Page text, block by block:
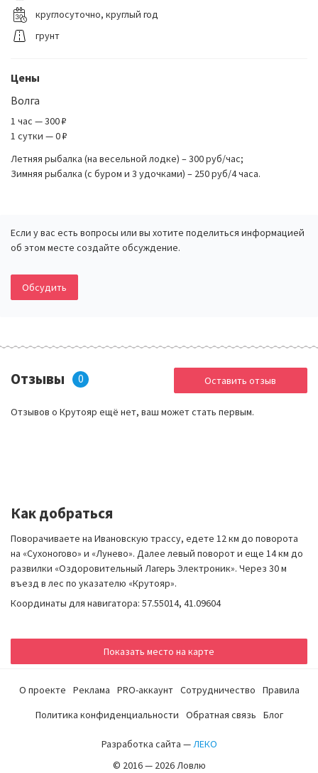
круглосуточно, круглый год
грунт
Цены
Волга
1 час — 300 ₽
1 сутки — 0 ₽
Летняя рыбалка (на весельной лодке) – 300 руб/час;
Зимняя рыбалка (с буром и 3 удочками) – 250 руб/4 часа.
Если у вас есть вопросы или вы хотите поделиться информацией
об этом месте создайте обсуждение.
Обсудить
Отзывы 0
Отзывов о Крутояр ещё нет, ваш может стать первым.
Оставить отзыв
Как добраться
Поворачиваете на Ивановскую трассу, едете 12 км до поворота
на «Сухоногово» и «Лунево». Далее левый поворот и еще 14 км до
развилки «Оздоровительный Лагерь Электроник». Через 30 м
въезд в лес по указателю «Крутояр».
Координаты для навигатора: 57.55014, 41.09604
Показать место на карте
О проекте Реклама PRO-аккаунт Сотрудничество
Правила
Политика конфиденциальности
Обратная связь Блог
Разработка сайта —ЛЕКО
© 2016 — 2026 Ловлю